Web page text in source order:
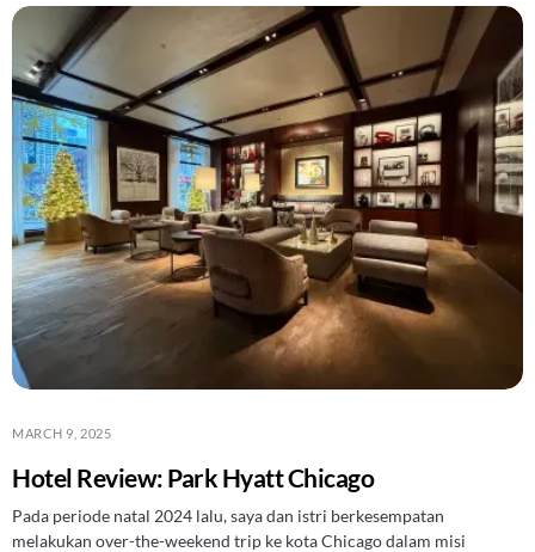
MARCH 9, 2025
Hotel Review: Park Hyatt Chicago
Pada periode natal 2024 lalu, saya dan istri berkesempatan
melakukan over-the-weekend trip ke kota Chicago dalam misi